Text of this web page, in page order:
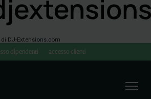
di DJ-Extensions.com
dipendenti accesso clienti